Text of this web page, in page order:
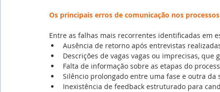
Os principais erros de comunicação nos
Entre as falhas mais recorrentes identificadas em
Ausência de retorno após entrevistas
Descrições de vagas vagas ou imprecisas, que
Falta de informação sobre as etapas do
Silêncio prolongado entre uma fase e outra da
Inexistência de feedback estruturado para